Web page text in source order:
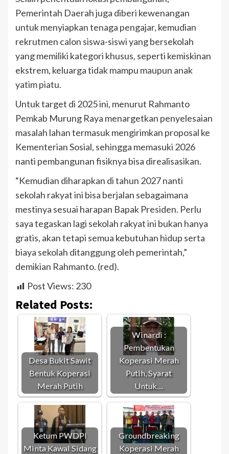
Pemerintah Daerah juga diberi kewenangan
untuk menyiapkan tenaga pengajar, kemudian
rekrutmen calon siswa-siswi yang bersekolah
yang memiliki kategori khusus, seperti kemiskinan
ekstrem, keluarga tidak mampu maupun anak
yatim piatu.
Untuk target di 2025 ini, menurut Rahmanto
Pemkab Murung Raya menargetkan penyelesaian
masalah lahan termasuk mengirimkan proposal ke
Kementerian Sosial, sehingga memasuki 2026
nanti pembangunan fisiknya bisa direalisasikan.
“Kemudian diharapkan di tahun 2027 nanti
sekolah rakyat ini bisa berjalan sebagaimana
mestinya sesuai harapan Bapak Presiden. Perlu
saya tegaskan lagi sekolah rakyat ini bukan hanya
gratis, akan tetapi semua kebutuhan hidup serta
biaya sekolah ditanggung oleh pemerintah,”
demikian Rahmanto. (red).
Post Views: 230
Related Posts:
Desa Bukit Sawit
Bentuk Koperasi
Merah Putih
Winardi :
Pembentukan
Koperasi Merah
Putih, Syarat
Untuk…
Ketum PWDPI
Minta Kawal Sidang
Groundbreaking
Koperasi Merah